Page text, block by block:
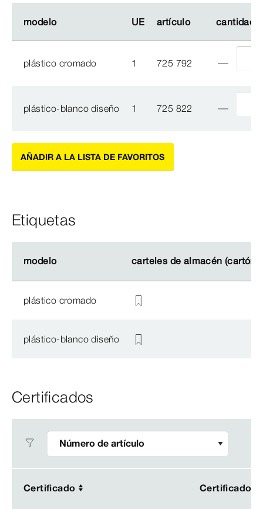
modelo UE artículo cantidad
modelo UE artículo cantidad
plástico cromado 1 725 792
plástico-blanco diseño 1 725 822
AÑADIR A LA LISTA DE FAVORITOS
Etiquetas
modelo carteles de almacén (cartón)
modelo carteles de almacén (cartón)
plástico cromado
plástico-blanco diseño
Certificados
Certificado Certificado
Certificado Certificado